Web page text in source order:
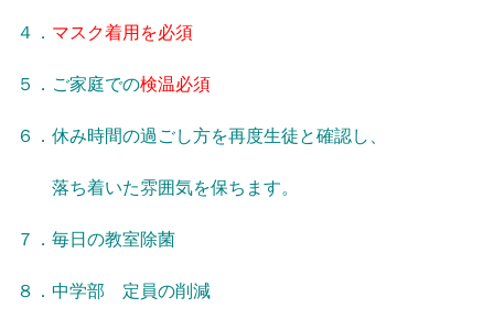
４． マスク着用を必須
５．ご家庭での検温必須
６．休み時間の過ごし方を再度生徒と確認し、
落ち着いた雰囲気を保ちます。
７．毎日の教室除菌
８．中学部 定員の削減